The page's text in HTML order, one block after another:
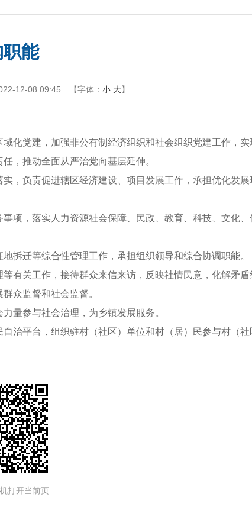
能
12-08 09:45 【字体： 小 大】
化党建，加强非公有制经济组织和社会组织党建工作，
，推动全面从严治党向基层延伸。
，负责促进辖区经济建设、项目发展工作，承担优化发
项，落实人力资源社会保障、民政、教育、科技、文化
拆迁等综合性管理工作，承担组织领导和综合协调职能。
有关工作，接待群众来信来访，反映社情民意，化解矛盾
众监督和社会监督。
量参与社会治理，为乡镇发展服务。
治平台，组织驻村（社区）单位和村（居）民参与村（社
打开当前页